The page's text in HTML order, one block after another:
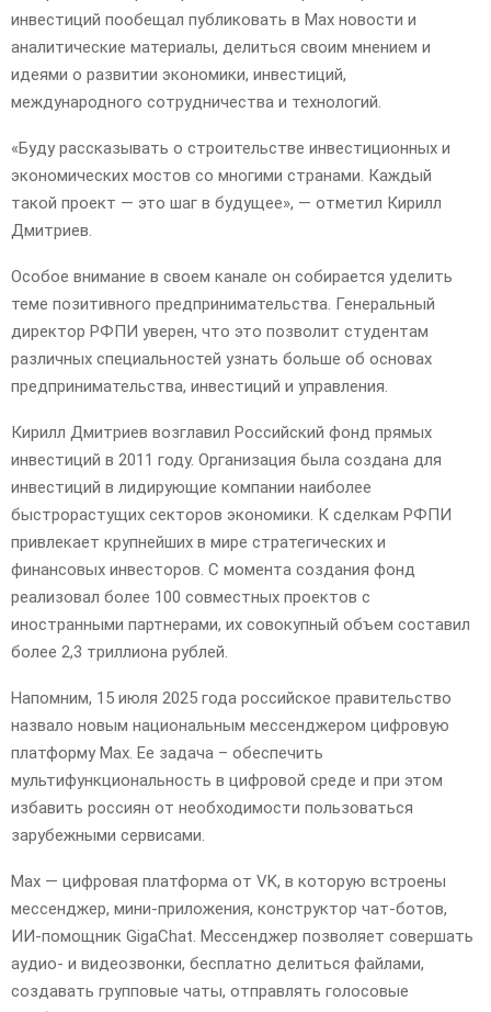
инвестиций пообещал публиковать в Max новости и
аналитические материалы, делиться своим мнением и
идеями о развитии экономики, инвестиций,
международного сотрудничества и технологий.
«Буду рассказывать о строительстве инвестиционных и
экономических мостов со многими странами. Каждый
такой проект — это шаг в будущее», — отметил Кирилл
Дмитриев.
Особое внимание в своем канале он собирается уделить
теме позитивного предпринимательства. Генеральный
директор РФПИ уверен, что это позволит студентам
различных специальностей узнать больше об основах
предпринимательства, инвестиций и управления.
Кирилл Дмитриев возглавил Российский фонд прямых
инвестиций в 2011 году. Организация была создана для
инвестиций в лидирующие компании наиболее
быстрорастущих секторов экономики. К сделкам РФПИ
привлекает крупнейших в мире стратегических и
финансовых инвесторов. С момента создания фонд
реализовал более 100 совместных проектов с
иностранными партнерами, их совокупный объем составил
более 2,3 триллиона рублей.
Напомним, 15 июля 2025 года российское правительство
назвало новым национальным мессенджером цифровую
платформу Max. Ее задача – обеспечить
мультифункциональность в цифровой среде и при этом
избавить россиян от необходимости пользоваться
зарубежными сервисами.
Max — цифровая платформа от VK, в которую встроены
мессенджер, мини-приложения, конструктор чат-ботов,
ИИ-помощник GigaChat. Мессенджер позволяет совершать
аудио- и видеозвонки, бесплатно делиться файлами,
создавать групповые чаты, отправлять голосовые